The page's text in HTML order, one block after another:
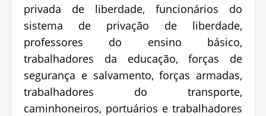
privada de liberdade, funcionários do
sistema de privação de liberdade,
professores do ensino básico,
trabalhadores da educação, forças de
segurança e salvamento, forças armadas,
trabalhadores do transporte,
caminhoneiros, portuários e trabalhadores